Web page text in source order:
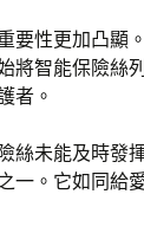
要性更加凸顯
將智能保險絲
者。
絲未能及時發
一。它如同給